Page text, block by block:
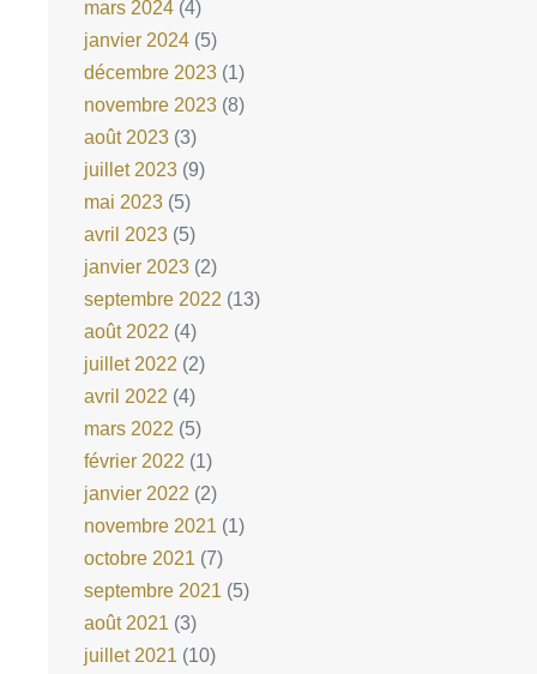
mars 2024 (4)
janvier 2024 (5)
décembre 2023 (1)
novembre 2023 (8)
août 2023 (3)
juillet 2023 (9)
mai 2023 (5)
avril 2023 (5)
janvier 2023 (2)
septembre 2022 (13)
août 2022 (4)
juillet 2022 (2)
avril 2022 (4)
mars 2022 (5)
février 2022 (1)
janvier 2022 (2)
novembre 2021 (1)
octobre 2021 (7)
septembre 2021 (5)
août 2021 (3)
juillet 2021 (10)